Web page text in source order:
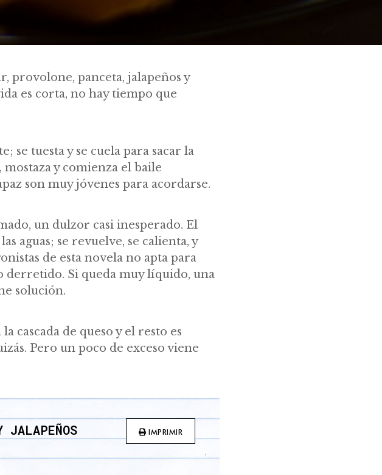
provolone, panceta, jalapeños y
es corta, no hay tiempo que
se tuesta y se cuela para sacar la
y comienza el baile
son muy jóvenes para acordarse.
un dulzor casi inesperado. El
aguas; se revuelve, se calienta, y
de esta novela no apta para
derretido. Si queda muy líquido, una
solución.
cascada de queso y el resto es
Pero un poco de exceso viene
JALAPEÑOS IMPRIMIR